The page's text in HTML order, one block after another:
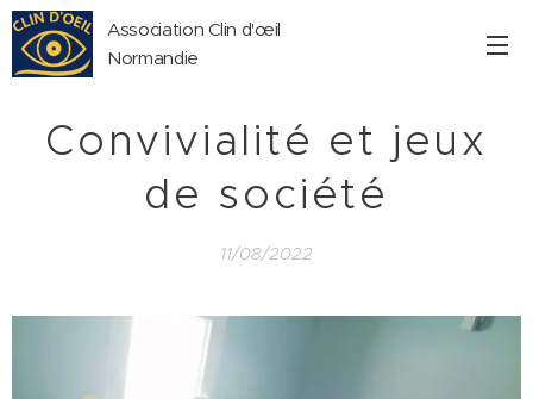
Association Clin d'œil
Normandie
Convivialité et jeux
de société
11/08/2022